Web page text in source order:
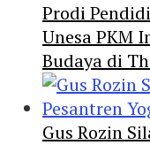
Prodi
Unesa PKM
Budaya di
Gus Rozin